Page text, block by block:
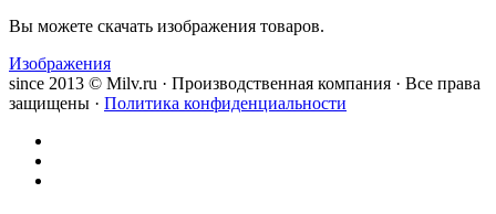
Вы можете скачать изображения товаров.
Изображения
since 2013 © Milv.ru · Производственная компания · Все права
защищены · Политика конфиденциальности